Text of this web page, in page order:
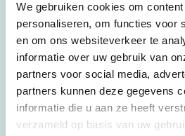
We gebruiken cookies om
personaliseren, om functies voor
en om ons websiteverkeer te
informatie over uw gebruik van
partners voor social media,
partners kunnen deze gegevens
informatie die u aan ze heeft
verzameld op basis van uw
Specifications
Weight
0,025
Brands
Parts PCBs
Country of Origin (CO) Spain